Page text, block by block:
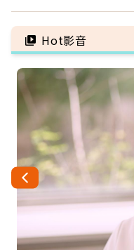
Hot影音